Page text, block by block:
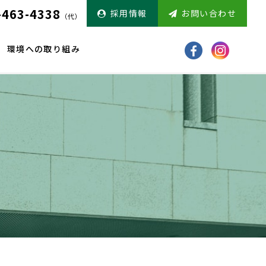
環境への取り組み
4338 （代） 採用情報 お問い合わせ